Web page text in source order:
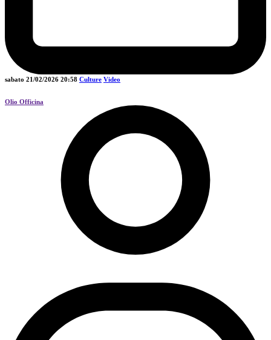
sabato 21/02/2026 20:58 Culture Video
Olio Officina